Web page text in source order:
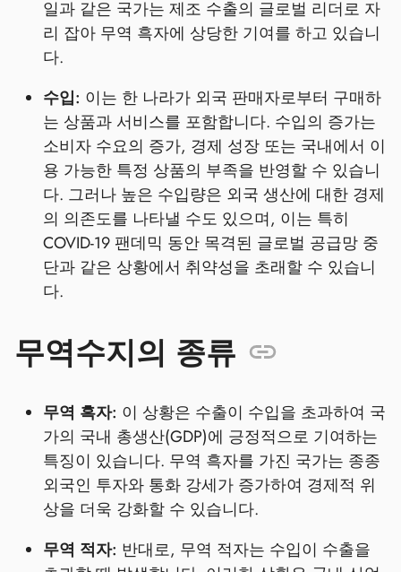
일과 같은 국가는 제조 수출의 글로벌 리더로 자
리 잡아 무역 흑자에 상당한 기여를 하고 있습니
다.
수입: 이는 한 나라가 외국 판매자로부터 구매하
는 상품과 서비스를 포함합니다. 수입의 증가는
소비자 수요의 증가, 경제 성장 또는 국내에서 이
용 가능한 특정 상품의 부족을 반영할 수 있습니
다. 그러나 높은 수입량은 외국 생산에 대한 경제
의 의존도를 나타낼 수도 있으며, 이는 특히
COVID-19 팬데믹 동안 목격된 글로벌 공급망 중
단과 같은 상황에서 취약성을 초래할 수 있습니
다.
무역수지의 종류
무역 흑자: 이 상황은 수출이 수입을 초과하여 국
가의 국내 총생산(GDP)에 긍정적으로 기여하는
특징이 있습니다. 무역 흑자를 가진 국가는 종종
외국인 투자와 통화 강세가 증가하여 경제적 위
상을 더욱 강화할 수 있습니다.
무역 적자: 반대로, 무역 적자는 수입이 수출을